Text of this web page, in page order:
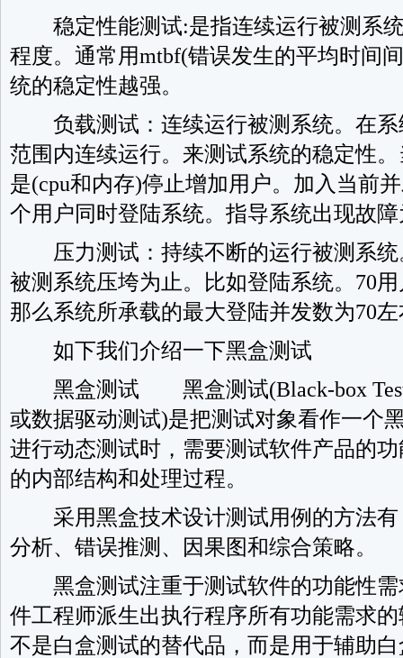
稳定性能测试:是指连续运行被测系统
程度。通常用mtbf(错误发生的平均时间
统的稳定性越强。
负载测试：连续运行被测系统。在系
范围内连续运行。来测试系统的稳定性
是(cpu和内存)停止增加用户。加入当前
个用户同时登陆系统。指导系统出现故
压力测试：持续不断的运行被测系统
被测系统压垮为止。比如登陆系统。70
那么系统所承载的最大登陆并发数为70
如下我们介绍一下黑盒测试
黑盒测试 黑盒测试(Black-box
或数据驱动测试)是把测试对象看作一个
进行动态测试时，需要测试软件产品的
的内部结构和处理过程。
采用黑盒技术设计测试用例的方法有
分析、错误推测、因果图和综合策略。
黑盒测试注重于测试软件的功能性需
件工程师派生出执行程序所有功能需求
不是白盒测试的替代品，而是用于辅助